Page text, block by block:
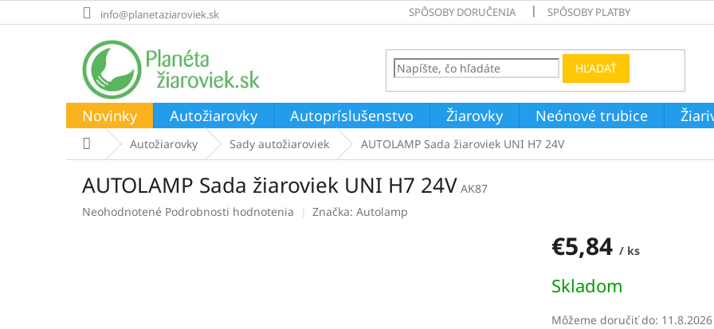
na
info@planetaziaroviek.sk SPÔSOBY DORUČENIA SPÔSOBY PLATBY
HĽADAŤ
Novinky Autožiarovky Autopríslušenstvo Žiarovky Neónové trubice
DomovAutožiarovky Sady autožiaroviek AUTOLAMP Sada žiaroviek UNI H7 24V
AUTOLAMP Sada žiaroviek UNI H7 24V AK87
Priemerné
Neohodnotené Podrobnosti hodnotenia Značka: Autolamp
€5,84 / ks
cena:
Skladom
Môžeme doručiť do: 11.8.2026